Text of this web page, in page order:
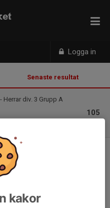
Logga in
Senaste resultat
Herrar div. 3 Grupp A
105
kakor